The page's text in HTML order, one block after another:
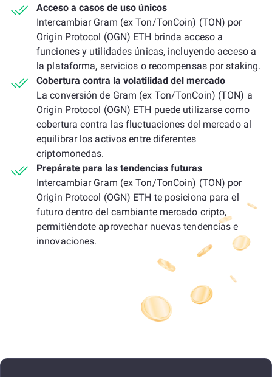
Acceso a casos de uso únicos
Intercambiar Gram (ex Ton/TonCoin) (TON) por
Origin Protocol (OGN) ETH brinda acceso a
funciones y utilidades únicas, incluyendo acceso a
la plataforma, servicios o recompensas por staking.
Cobertura contra la volatilidad del mercado
La conversión de Gram (ex Ton/TonCoin) (TON) a
Origin Protocol (OGN) ETH puede utilizarse como
cobertura contra las fluctuaciones del mercado al
equilibrar los activos entre diferentes
criptomonedas.
Prepárate para las tendencias futuras
Intercambiar Gram (ex Ton/TonCoin) (TON) por
Origin Protocol (OGN) ETH te posiciona para el
futuro dentro del cambiante mercado cripto,
permitiéndote aprovechar nuevas tendencias e
innovaciones.